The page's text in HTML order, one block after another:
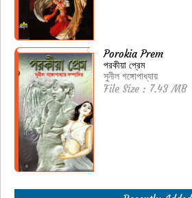
Porokia Prem
পরকীয়া প্রেম
সুনীল গঙ্গোপাধ্যায়
File Size : 7.43 MB